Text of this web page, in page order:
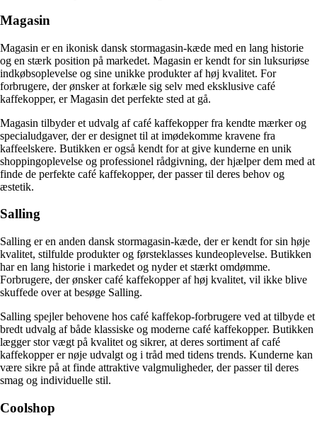
Magasin
Magasin er en ikonisk dansk stormagasin-kæde med en lang historie
og en stærk position på markedet. Magasin er kendt for sin luksuriøse
indkøbsoplevelse og sine unikke produkter af høj kvalitet. For
forbrugere, der ønsker at forkæle sig selv med eksklusive café
kaffekopper, er Magasin det perfekte sted at gå.
Magasin tilbyder et udvalg af café kaffekopper fra kendte mærker og
specialudgaver, der er designet til at imødekomme kravene fra
kaffeelskere. Butikken er også kendt for at give kunderne en unik
shoppingoplevelse og professionel rådgivning, der hjælper dem med at
finde de perfekte café kaffekopper, der passer til deres behov og
æstetik.
Salling
Salling er en anden dansk stormagasin-kæde, der er kendt for sin høje
kvalitet, stilfulde produkter og førsteklasses kundeoplevelse. Butikken
har en lang historie i markedet og nyder et stærkt omdømme.
Forbrugere, der ønsker café kaffekopper af høj kvalitet, vil ikke blive
skuffede over at besøge Salling.
Salling spejler behovene hos café kaffekop-forbrugere ved at tilbyde et
bredt udvalg af både klassiske og moderne café kaffekopper. Butikken
lægger stor vægt på kvalitet og sikrer, at deres sortiment af café
kaffekopper er nøje udvalgt og i tråd med tidens trends. Kunderne kan
være sikre på at finde attraktive valgmuligheder, der passer til deres
smag og individuelle stil.
Coolshop